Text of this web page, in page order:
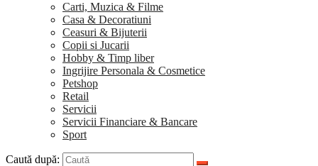
Carti, Muzica & Filme
Casa & Decoratiuni
Ceasuri & Bijuterii
Copii si Jucarii
Hobby & Timp liber
Ingrijire Personala & Cosmetice
Petshop
Retail
Servicii
Servicii Financiare & Bancare
Sport
Caută după: